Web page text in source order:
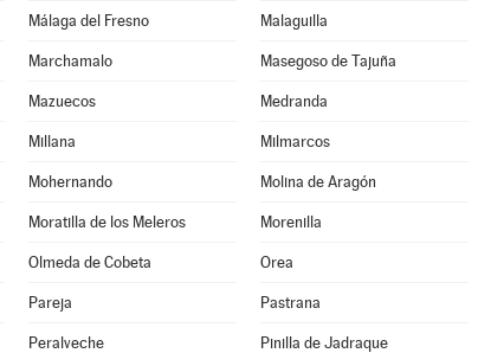
Málaga del Fresno Malaguilla
Marchamalo Masegoso de Tajuña
Mazuecos Medranda
Millana Milmarcos
Mohernando Molina de Aragón
Moratilla de los Meleros Morenilla
Olmeda de Cobeta Orea
Pareja Pastrana
Peralveche Pinilla de Jadraque